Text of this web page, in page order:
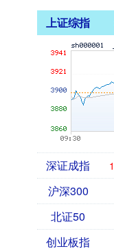
上证综指
深证成指
沪深300
北证50
创业板指